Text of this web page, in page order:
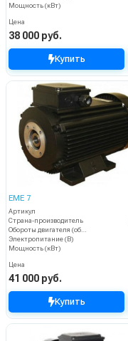
Мощность (кВт)
Цена
38 000 руб.
Купить
EME 7
Артикул
Страна-производитель
Обороты двигателя (об/мин)
Электропитание (В)
Мощность (кВт)
Цена
41 000 руб.
Купить